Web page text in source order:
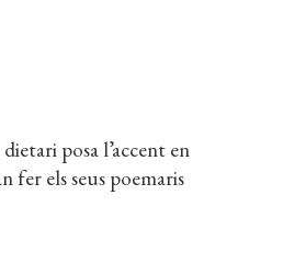
posa l’accent en
fer els seus poemaris